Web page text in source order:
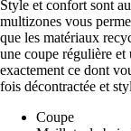
Style et confort sont
multizones vous
que les matériaux
une coupe régulière
exactement ce dont
fois décontractée et
Coupe